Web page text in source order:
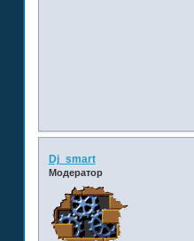
Dj_smart
Модератор